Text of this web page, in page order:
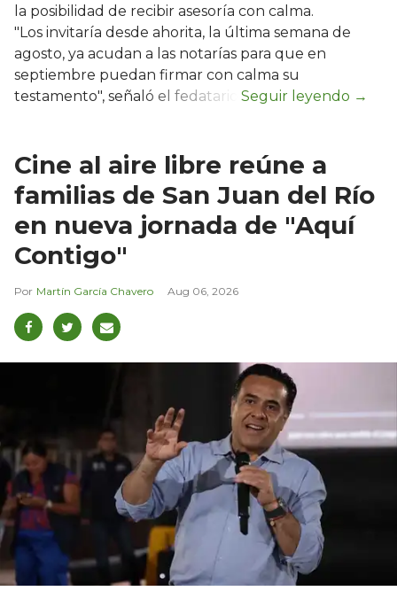
la posibilidad de recibir asesoría con calma.
"Los invitaría desde ahorita, la última semana de
agosto, ya acudan a las notarías para que en
septiembre puedan firmar con calma su
testamento", señaló el fedatario.
Cine al aire libre reúne a
familias de San Juan del Río
en nueva jornada de "Aquí
Contigo"
Martín García Chavero Aug 06, 2026